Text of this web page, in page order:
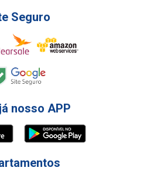
Seguro
nosso APP